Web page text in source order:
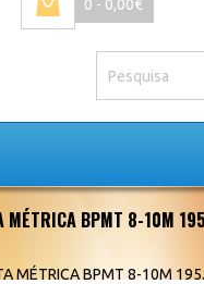
0 - 0,00€
MÉTRICA BPMT 8-10M
MÉTRICA BPMT 8-10M